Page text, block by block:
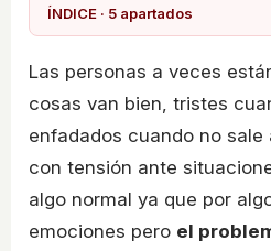
ÍNDICE · 5 apartados
Las personas a veces
cosas van bien, tristes
enfadados cuando no sale
con tensión ante
algo normal ya que por
emociones pero el